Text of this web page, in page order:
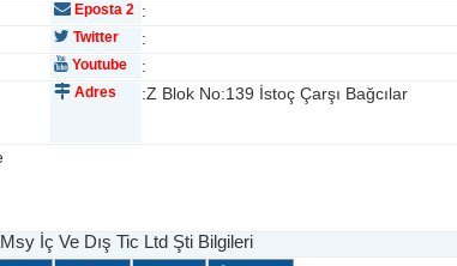
Eposta 2 :
Twitter :
Youtube :
Adres :Z Blok No:139 İstoç Çarşı Bağcılar
Msy İç Ve Dış Tic Ltd Şti Bilgileri